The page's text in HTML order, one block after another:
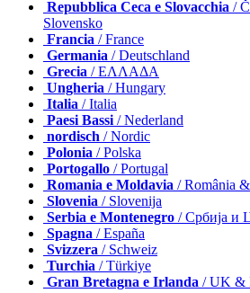
Repubblica Ceca e Slovacchia /
Slovensko
Francia / France
Germania / Deutschland
Grecia / ΕΛΛΑΔΑ
Ungheria / Hungary
Italia / Italia
Paesi Bassi/ Nederland
nordisch / Nordic
Polonia / Polska
Portogallo / Portugal
Romania e Moldavia / România
Slovenia / Slovenija
Serbia e Montenegro / Србија и
Spagna / España
Svizzera / Schweiz
Turchia / Türkiye
Gran Bretagna e Irlanda / UK &